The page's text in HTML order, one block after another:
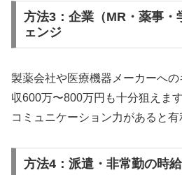
方法3：企業（MR・薬事・
ェンジ
製薬会社や医療機器メーカーへ
収600万〜800万円も十分狙えま
コミュニケーション力があると有
方法4：派遣・非常勤の時